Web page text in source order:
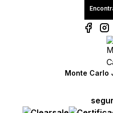
Monte Carlo